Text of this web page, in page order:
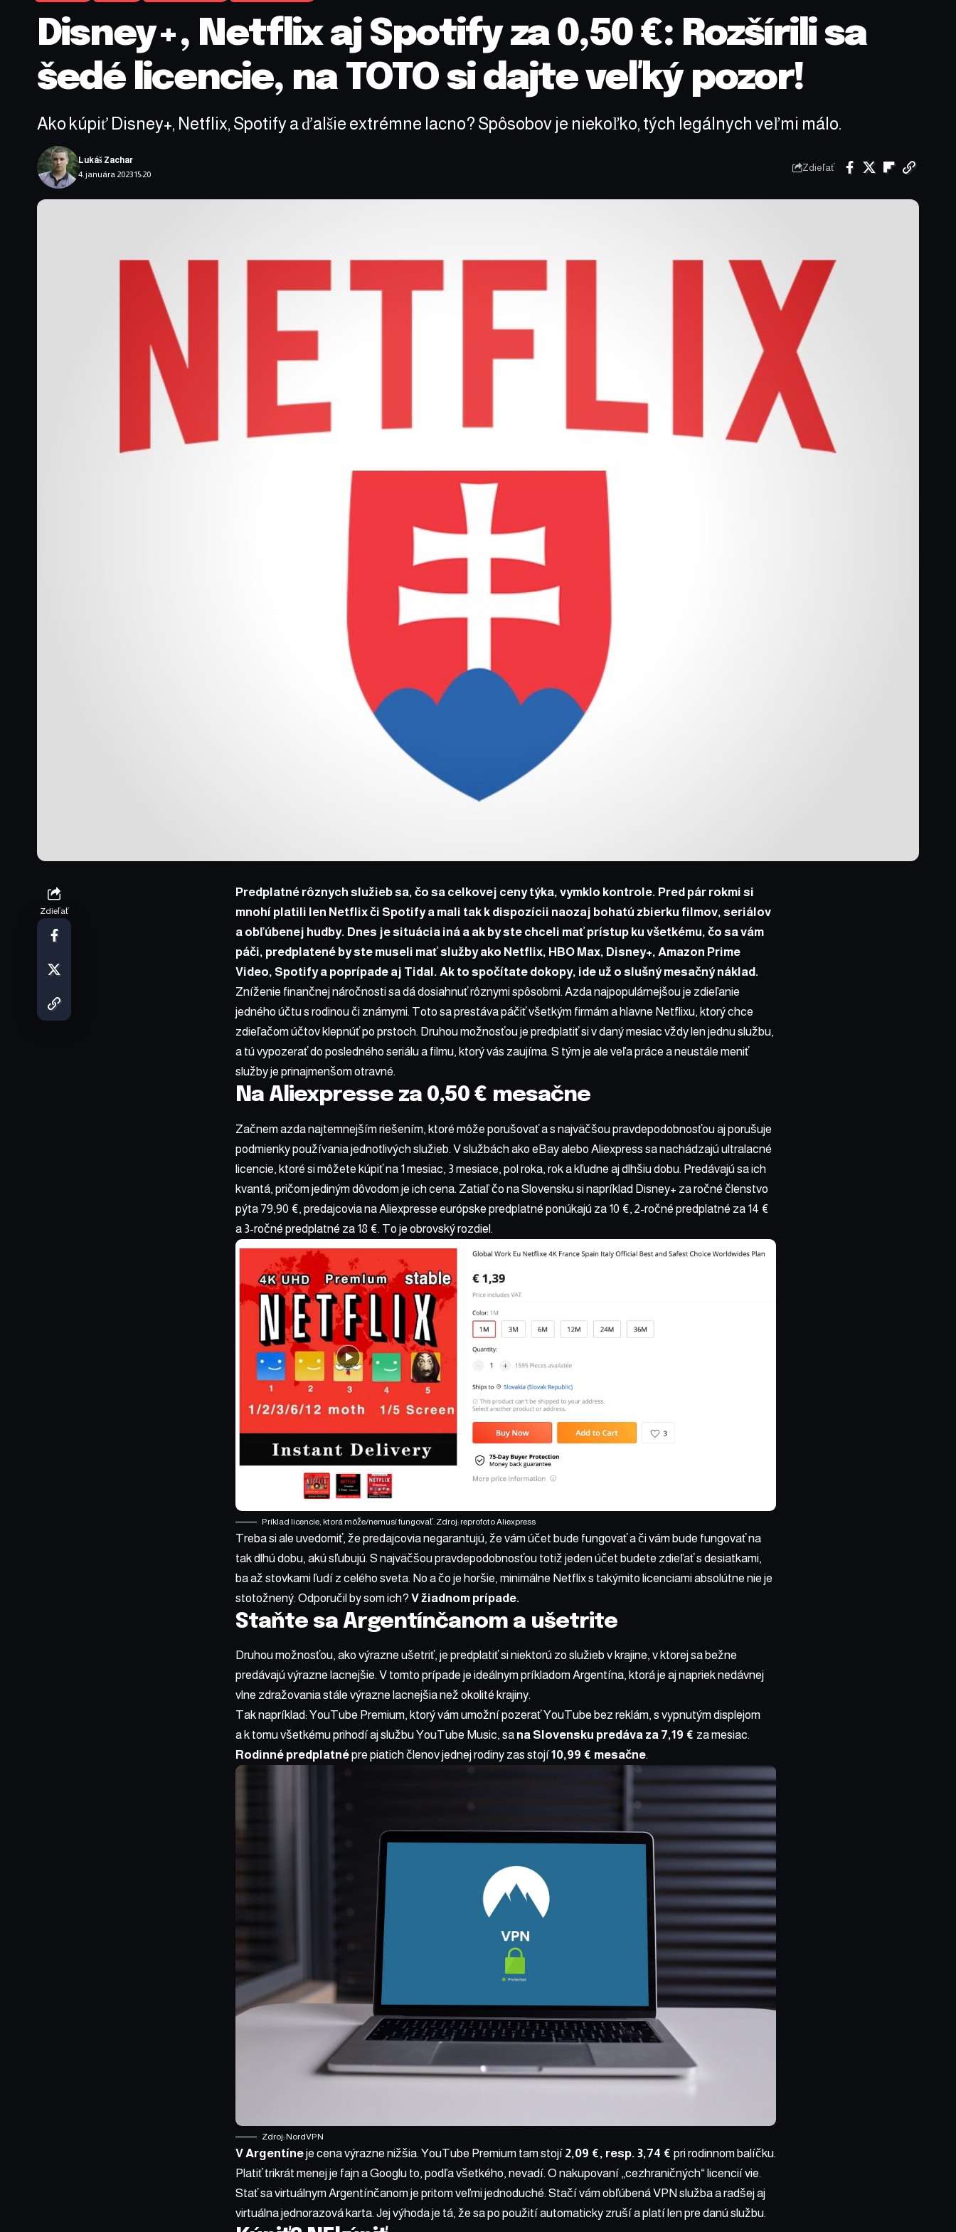
Disney+, Netflix aj Spotify za 0,50 €: Rozšírili sa
šedé licencie, na TOTO si dajte veľký pozor!
Ako kúpiť Disney+, Netflix, Spotify a ďalšie extrémne lacno? Spôsobov je niekoľko, tých legálnych veľmi málo.
4. januára 2023 15:20
Lukáš Zachar
Zdieľať
Zdieľať
Predplatné rôznych služieb sa, čo sa celkovej ceny týka, vymklo kontrole. Pred pár rokmi si
mnohí platili len Netflix či Spotify a mali tak k dispozícii naozaj bohatú zbierku filmov, seriálov
a obľúbenej hudby. Dnes je situácia iná a ak by ste chceli mať prístup ku všetkému, čo sa vám
páči, predplatené by ste museli mať služby ako Netflix, HBO Max, Disney+, Amazon Prime
Video, Spotifya poprípade aj Tidal . Ak to spočítate dokopy, ide už o slušný mesačný náklad.
Zníženie finančnej náročnosti sa dá dosiahnuť rôznymi spôsobmi. Azda najpopulárnejšou je zdieľanie
jedného účtu s rodinou či známymi. Toto sa prestáva páčiť všetkým firmám a hlavne Netflixu, ktorý chce
zdieľačom účtov klepnúť po prstoch. Druhou možnosťou je predplatiť si v daný mesiac vždy len jednu službu,
a tú vypozerať do posledného seriálu a filmu, ktorý vás zaujíma. S tým je ale veľa práce a neustále meniť
služby je prinajmenšom otravné.
Na Aliexpresse za 0,50 € mesačne
Začnem azda najtemnejším riešením, ktoré môže porušovať a s najväčšou pravdepodobnosťou aj porušuje
podmienky používania jednotlivých služieb. V službách ako eBay alebo Aliexpress sa nachádzajú ultralacné
licencie, ktoré si môžete kúpiť na 1 mesiac, 3 mesiace, pol roka, rok a kľudne aj dlhšiu dobu. Predávajú sa ich
kvantá, pričom jediným dôvodom je ich cena. Zatiaľ čo na Slovensku si napríklad Disney+ za ročné členstvo
pýta 79,90 €, predajcovia na Aliexpresse európske predplatné ponúkajú za 10 €, 2-ročné predplatné za 14 €
a 3-ročné predplatné za 18 €. To je obrovský rozdiel.
Príklad licencie, ktorá môže/nemusí fungovať. Zdroj: reprofoto Aliexpress
Treba si ale uvedomiť, že predajcovia negarantujú, že vám účet bude fungovať a či vám bude fungovať na
tak dlhú dobu, akú sľubujú. S najväčšou pravdepodobnosťou totiž jeden účet budete zdieľať s desiatkami,
ba až stovkami ľudí z celého sveta. No a čo je horšie, minimálne Netflix s takýmito licenciami absolútne nie je
stotožnený. Odporučil by som ich? V žiadnom prípade.
Staňte sa Argentínčanom a ušetrite
Druhou možnosťou, ako výrazne ušetriť, je predplatiť si niektorú zo služieb v krajine, v ktorej sa bežne
predávajú výrazne lacnejšie. V tomto prípade je ideálnym príkladom Argentína, ktorá je aj napriek nedávnej
vlne zdražovania stále výrazne lacnejšia než okolité krajiny.
Tak napríklad: YouTube Premium, ktorý vám umožní pozerať YouTube bez reklám, s vypnutým displejom
a k tomu všetkému prihodí aj službu YouTube Music, sa na Slovensku predáva za 7,19 € za mesiac.
Rodinné predplatnépre piatich členov jednej rodiny zas stojí10,99 € mesačne.
Zdroj: NordVPN
V Argentíneje cena výrazne nižšia. YouTube Premium tam stojí 2,09 €, resp. 3,74 € pri rodinnom balíčku.
Platiť trikrát menej je fajn a Googlu to, podľa všetkého, nevadí. O nakupovaní „cezhraničných“ licencií vie.
Stať sa virtuálnym Argentínčanom je pritom veľmi jednoduché. Stačí vám obľúbená VPN služba a radšej aj
virtuálna jednorazová karta. Jej výhoda je tá, že sa po použití automaticky zruší a platí len pre danú službu.